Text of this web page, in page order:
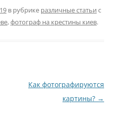
в рубрике различные статьи с
,фотограф на крестины киев.
Как фотографируются
картины? →